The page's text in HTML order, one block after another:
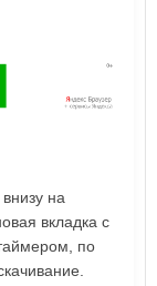
на
вкладка с
по